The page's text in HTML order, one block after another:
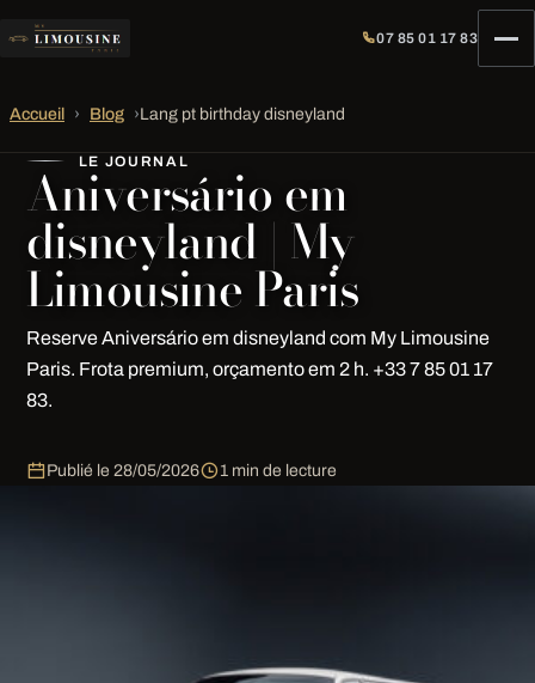
07 85 01 17 83
Accueil › Blog ›Lang pt birthday disneyland
LE JOURNAL
Aniversário em
disneyland | My
Limousine Paris
Reserve Aniversário em disneyland com My Limousine
Paris. Frota premium, orçamento em 2 h. +33 7 85 01 17
83.
Publié le 28/05/2026 1 min de lecture